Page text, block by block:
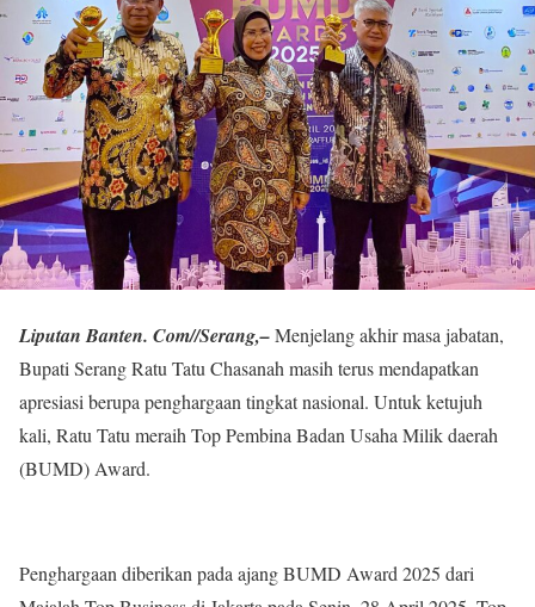
Liputan Banten. Com//Serang,–Menjelang akhir masa jabatan,
Bupati Serang Ratu Tatu Chasanah masih terus mendapatkan
apresiasi berupa penghargaan tingkat nasional. Untuk ketujuh
kali, Ratu Tatu meraih Top Pembina Badan Usaha Milik daerah
(BUMD) Award.
Penghargaan diberikan pada ajang BUMD Award 2025 dari